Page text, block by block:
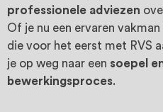
RVS op maat
jouw specifieke
oprichting staat
ons voorop, want
professionele adviezen
Of je nu een ervaren
die voor het eerst met RVS
je op weg naar een soepel
bewerkingsproces.